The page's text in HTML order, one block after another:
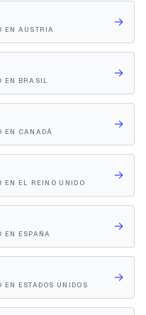
EN AUSTRIA →
EN BRASIL →
EN CANADÁ →
EN EL REINO UNIDO →
EN ESPAÑA →
ESTADOS UNIDOS →